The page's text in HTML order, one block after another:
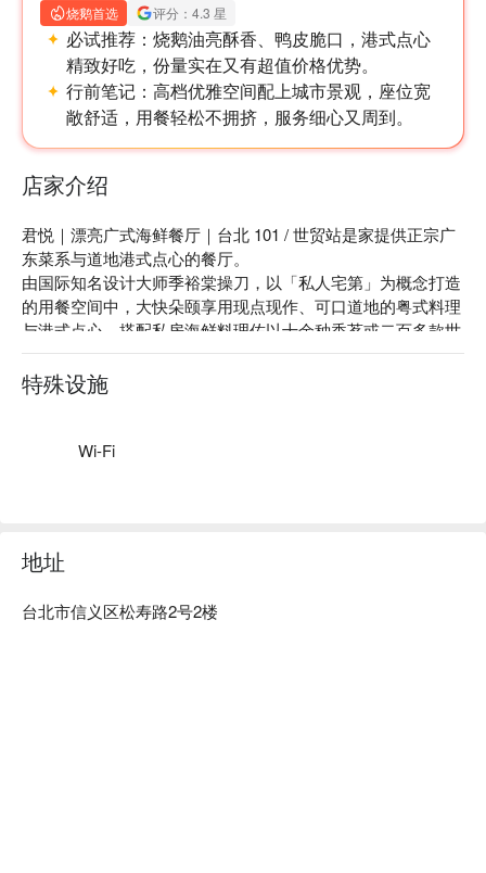
【本方案內容】
・現場消費總金額 TWD 1,100 折抵。
【店家推薦菜色】
・糖醋珊瑚咕咾肉。
・干貝龍膽魚奶湯。
・琥珀核桃蝦球。
【訂位提醒】
・訂位僅保留 15 分鐘，請準時抵達餐廳。
【貼心提醒】
・如需嬰兒座椅、兒童餐具、無障礙設施及素食等服務，請於
本頁面下方欄位註明。
・恕不接受指定座位，特別需求將視現場實際狀況與座位安排
而定。
・預訂前請選取正確用餐人數，以利現場安排用餐空間。
至不同座位。
・請穿著端莊。
烧鹅首选 评分：4.3 星
必试推荐： 烧鹅油亮酥香、鸭皮脆口，港式点心
精致好吃，份量实在又有超值价格优势。
行前笔记： 高档优雅空间配上城市景观，座位宽
敞舒适，用餐轻松不拥挤，服务细心又周到。
店家介绍
君悦｜漂亮广式海鲜餐厅｜台北 101 / 世贸站是家提供正宗广
东菜系与道地港式点心的餐厅。
由国际知名设计大师季裕棠操刀，以「私人宅第」为概念打造
的用餐空间中，大快朵颐享用现点现作、可口道地的粤式料理
与港式点心。搭配私房海鲜料理佐以十余种香茗或二百多款世
界各地佳酿，美味尽在唇齿间。
君悦｜漂亮广式海鲜餐厅菜单必点：糖醋珊瑚咕咾肉、干贝龙
胆鱼奶汤、琥珀核桃虾球。
君悦｜漂亮广式海鲜餐厅推荐：装潢与以往的中式餐厅不同，
特殊设施
Wi-Fi
地址
台北市信义区松寿路2号2楼